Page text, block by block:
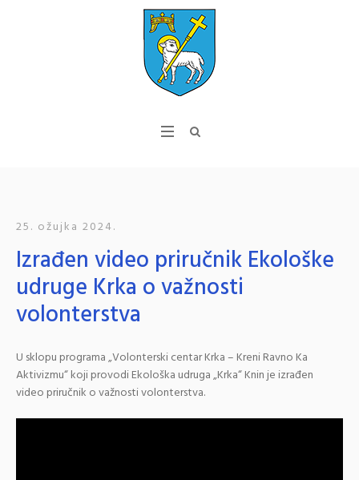
25. ožujka 2024.
Izrađen video priručnik Ekološke
udruge Krka o važnosti
volonterstva
U sklopu programa „Volonterski centar Krka – Kreni Ravno Ka
Aktivizmu“ koji provodi Ekološka udruga „Krka“ Knin je izrađen
video priručnik o važnosti volonterstva.